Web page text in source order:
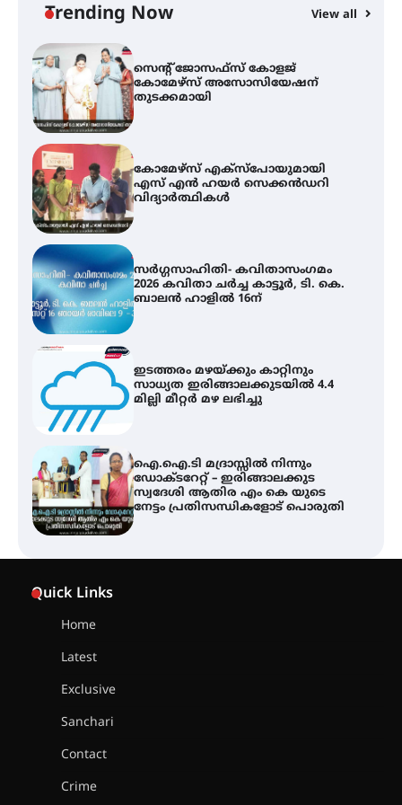
Trending Now View all
വെള്ളിയാഴ്ച സ്‌ക്രീൻ ചെയ്യുന്നു
സെന്റ് ജോസഫ്സ് കോളജ്
കോമേഴ്‌സ് അസോസിയേഷന്
തുടക്കമായി
കോമേഴ്സ് എക്സ്പോയുമായി
എസ് എൻ ഹയർ സെക്കൻഡറി
വിദ്യാർത്ഥികൾ
സർഗ്ഗസാഹിതി- കവിതാസംഗമം
2026 കവിതാ ചർച്ച കാട്ടൂർ, ടി. കെ.
ബാലൻ ഹാളിൽ 16ന്
ഇടത്തരം മഴയ്ക്കും കാറ്റിനും
സാധ്യത ഇരിങ്ങാലക്കുടയിൽ 4.4
മില്ലി മീറ്റർ മഴ ലഭിച്ചു
ഐ.ഐ.ടി മദ്രാസ്സിൽ നിന്നും
ഡോക്ടറേറ്റ് – ഇരിങ്ങാലക്കുട
സ്വദേശി ആതിര എം കെ യുടെ
നേട്ടം പ്രതിസന്ധികളോട് പൊരുതി
Quick Links
Home
Latest
Exclusive
Sanchari
Contact
Crime